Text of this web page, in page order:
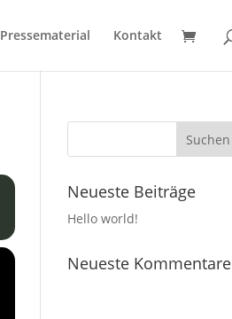
Pressematerial Kontakt
Neueste Beiträge
Hello world!
Neueste Kommentare